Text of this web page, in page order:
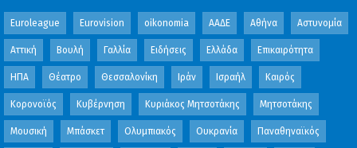
Euroleague Eurovision oikonomia ΑΑΔΕ Αθήνα Αστυνομία
Αττική Βουλή Γαλλία Ειδήσεις Ελλάδα Επικαιρότητα
ΗΠΑ Θέατρο Θεσσαλονίκη Ιράν Ισραήλ Καιρός
Κορονοϊός Κυβέρνηση Κυριάκος Μητσοτάκης Μητσοτάκης
Μουσική Μπάσκετ Ολυμπιακός Ουκρανία Παναθηναϊκός